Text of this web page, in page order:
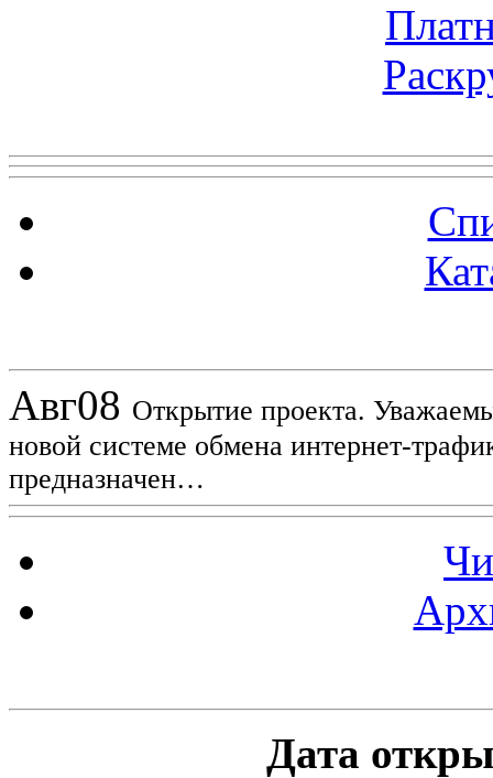
Авг08 Открытие проекта.
новой системе обмена интернет-
предназначен…
Дата